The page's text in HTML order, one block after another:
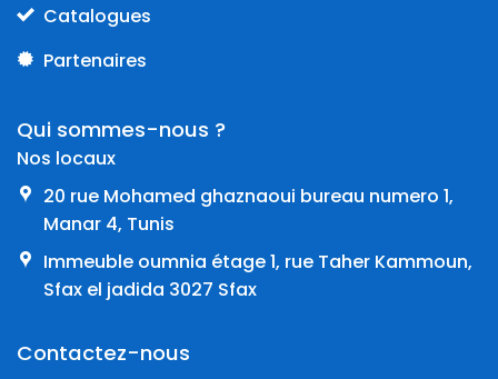
Catalogues
Partenaires
Qui sommes-nous ?
Nos locaux
20 rue Mohamed ghaznaoui bureau numero 1,
Manar 4, Tunis
Immeuble oumnia étage 1, rue Taher Kammoun,
Sfax el jadida 3027 Sfax
Contactez-nous